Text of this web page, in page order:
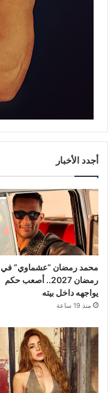
أجدد الأخبار
محمد رمضان “عشماوي” في
رمضان 2027.. أصعب حكم
يواجهه داخل بيته
منذ 19 ساعة